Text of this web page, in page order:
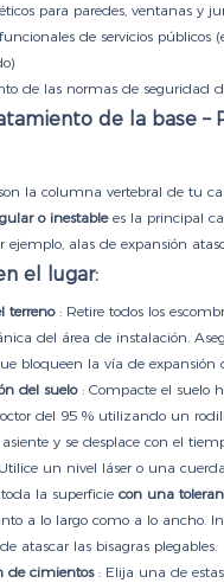
para paredes, ventanas y
de servicios públicos
de las normas de seguridad
de la base –
la columna vertebral de tu
o inestablees la principal
ejemplo, alas de expansión
el lugar:
terreno: Retire todos los
del área de instalación.
bloqueen la vía de expansión
del suelo: Compacte el suelo
del 95 % utilizando un
y se desplace con el
un nivel láser o una
la superficie con una
a lo largo como a lo ancho.
atascar las bisagras plegables.
de cimientos: Elija una de